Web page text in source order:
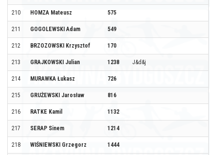
210 HOMZA Mateusz 575
211 GOGOLEWSKI Adam 549
212 BRZOZOWSKI Krzysztof 170
213 GRAJKOWSKI Julian 1238 J&d&j
214 MURAWKA Łukasz 726
215 GRUŻEWSKI Jarosław 816
216 RATKE Kamil 1132
217 SERAP Sinem 1214
218 WIŚNIEWSKI Grzegorz 1444